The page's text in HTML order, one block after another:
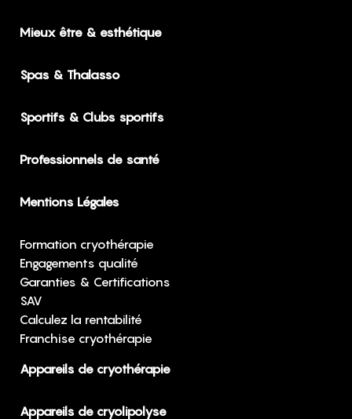
Mieux être & esthétique
Spas & Thalasso
Sportifs & Clubs sportifs
Professionnels de santé
Mentions Légales
Formation cryothérapie
Engagements qualité
Garanties & Certifications
SAV
Calculez la rentabilité
Franchise cryothérapie
Appareils de cryothérapie
Appareils de cryolipolyse